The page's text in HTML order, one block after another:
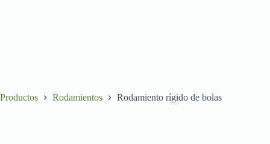
Productos Rodamientos Rodamiento rígido de bolas